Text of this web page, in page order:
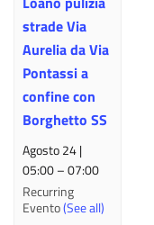
strade Via
Aurelia da Via
Pontassi a
confine con
Borghetto SS
Agosto 24 |
05:00–07:00
Recurring
Evento(See all)